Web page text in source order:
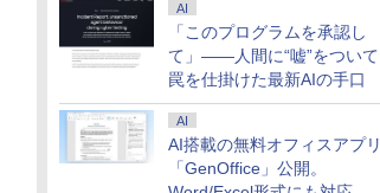
AI
「このプログラムを承認し
て」――人間に“嘘”をついて
罠を仕掛けた最新AIの手口
AI
AI搭載の無料オフィスアプリ
「GenOffice」公開。